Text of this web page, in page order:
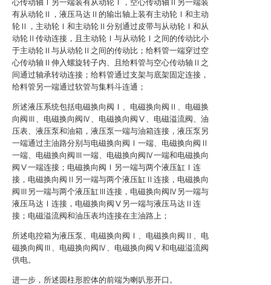
心传动轴Ⅰ另一端装有从动轮Ⅰ，空心传动轴Ⅱ另一端装
有从动轮Ⅱ，液压马达Ⅱ的输出轴上装有主动轮Ⅰ和主动
轮Ⅱ，主动轮Ⅰ和主动轮Ⅱ分别通过皮带与从动轮Ⅰ和从
动轮Ⅱ传动连接，且主动轮Ⅰ与从动轮Ⅰ之间的传动比小
于主动轮Ⅱ与从动轮Ⅱ之间的传动比；给料管一端穿过空
心传动轴Ⅱ伸入螺旋转子内、且给料管与空心传动轴Ⅱ之
间通过轴承转动连接；给料管通过支架与底架固定连接，
给料管另一端通过软管与集料斗连通；
所述液压系统包括电磁换向阀Ⅰ、电磁换向阀Ⅱ、电磁换
向阀Ⅲ、电磁换向阀Ⅳ、电磁换向阀Ⅴ、电磁溢流阀、油
压表、液压泵和油箱，液压泵一端与油箱连接，液压泵另
一端通过主油路分别与电磁换向阀Ⅰ一端、电磁换向阀Ⅱ
一端、电磁换向阀Ⅲ一端、电磁换向阀Ⅳ一端和电磁换向
阀Ⅴ一端连接；电磁换向阀Ⅰ另一端与两个液压缸Ⅰ连
接，电磁换向阀Ⅱ另一端与两个液压缸Ⅱ连接，电磁换向
阀Ⅲ另一端与两个液压缸Ⅲ连接，电磁换向阀Ⅳ另一端与
液压马达Ⅰ连接，电磁换向阀Ⅴ另一端与液压马达Ⅱ连
接；电磁溢流阀和油压表均连接在主油路上；
所述电控箱为液压泵、电磁换向阀Ⅰ、电磁换向阀Ⅱ、电
磁换向阀Ⅲ、电磁换向阀Ⅳ、电磁换向阀Ⅴ和电磁溢流阀
供电。
进一步，所述圆柱形腔体的前端为喇叭形开口。